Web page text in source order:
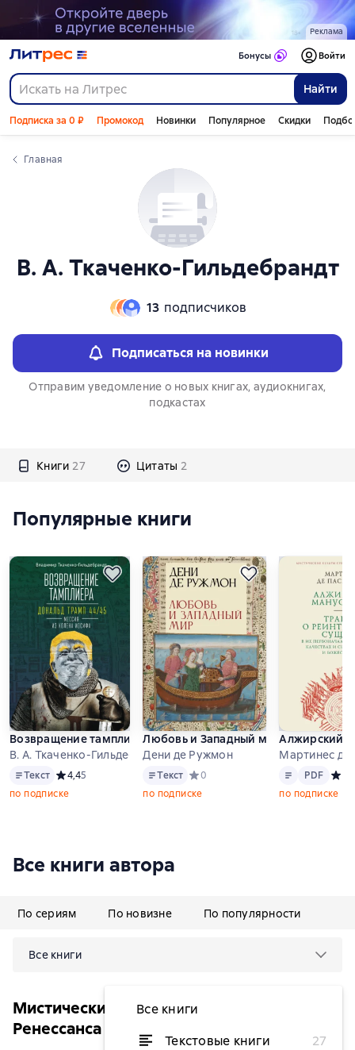
Реклама
Найти
Бонусы Войти
Подписка за 0 ₽ Промокод Новинки Популярное Скидки
Главная
В. А. Ткаченко-Гильдебрандт
13 подписчиков
Подписаться на новинки
Отправим уведомление о новых книгах, аудиокнигах,
подкастах
Книги 27 Цитаты 2
Слайдер с книгами
Популярные книги
Возвращение тамплиера. Дональд Трамп 44/45 – мессия из
В. А. Ткаченко-Гильдебрандт
Текст
Текст Средний рейтинг 4,4 на основе 5 оценок
4,45
по подписке
Любовь и Западный мир
Дени де Ружмон
Текст
Текст Средний рейтинг 0 на основе 0
0
по подписке
Алжирский
Мартинес де
Текст PDF
PDF
по подписке
Все книги автора
По сериям По новизне По популярности
Все книги
Все книги
Текстовые книги
27
Мистические культы Средневековья и
Ренессанса